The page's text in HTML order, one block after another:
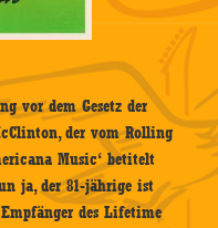
vor dem Gesetz der
der vom Rolling
Music‘ betitelt
ja, der 81-jährige ist
des Lifetime